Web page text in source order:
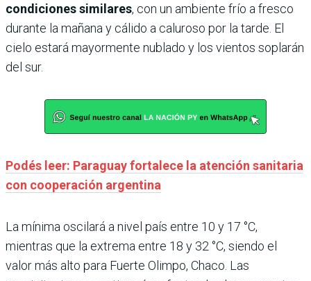
condiciones similares, con un ambiente frío a fresco
durante la mañana y cálido a caluroso por la tarde. El
cielo estará mayormente nublado y los vientos soplarán
del sur.
Podés leer: Paraguay fortalece la atención sanitaria
con cooperación argentina
La mínima oscilará a nivel país entre 10 y 17 °C,
mientras que la extrema entre 18 y 32 °C, siendo el
valor más alto para Fuerte Olimpo, Chaco. Las